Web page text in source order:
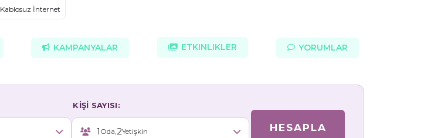
Kablosuz İnternet
KAMPANYALAR ETKINLIKLER YORUMLAR
KİŞİ SAYISI:
1 Oda,2Yetişkin HESAPLA